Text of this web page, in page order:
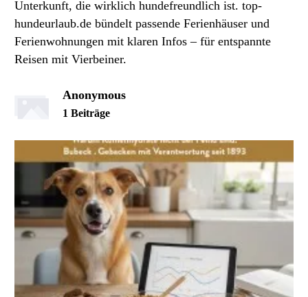
Unterkunft, die wirklich hundefreundlich ist. top-
hundeurlaub.de bündelt passende Ferienhäuser und
Ferienwohnungen mit klaren Infos – für entspannte
Reisen mit Vierbeiner.
Anonymous
1 Beiträge